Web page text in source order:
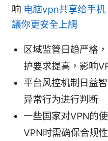
响 电脑vpn共享给手机
讓你更安全上網
区域监管日趋严格
护要求提高，影响
平台风控机制日益
异常行为进行判断
一些国家对VPN的
VPN时需确保合规性